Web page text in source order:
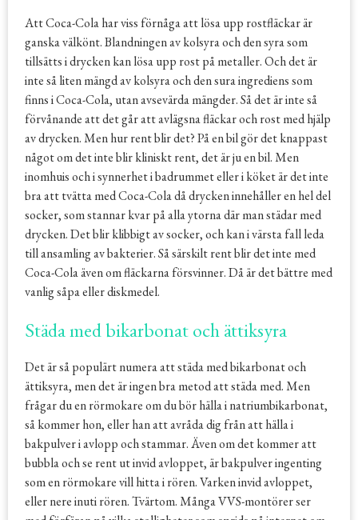
Att Coca-Cola har viss förnåga att lösa upp rostfläckar är
ganska välkönt. Blandningen av kolsyra och den syra som
tillsätts i drycken kan lösa upp rost på metaller. Och det är
inte så liten mängd av kolsyra och den sura ingrediens som
finns i Coca-Cola, utan avsevärda mängder. Så det är inte så
förvånande att det går att avlägsna fläckar och rost med hjälp
av drycken. Men hur rent blir det? På en bil gör det knappast
något om det inte blir kliniskt rent, det är ju en bil. Men
inomhuis och i synnerhet i badrummet eller i köket är det inte
bra att tvätta med Coca-Cola då drycken innehåller en hel del
socker, som stannar kvar på alla ytorna där man städar med
drycken. Det blir klibbigt av socker, och kan i värsta fall leda
till ansamling av bakterier. Så särskilt rent blir det inte med
Coca-Cola även om fläckarna försvinner. Då är det bättre med
vanlig såpa eller diskmedel.
Städa med bikarbonat och ättiksyra
Det är så populärt numera att städa med bikarbonat och
ättiksyra, men det är ingen bra metod att städa med. Men
frågar du en rörmokare om du bör hälla i natriumbikarbonat,
så kommer hon, eller han att avråda dig från att hälla i
bakpulver i avlopp och stammar. Även om det kommer att
bubbla och se rent ut invid avloppet, är bakpulver ingenting
som en rörmokare vill hitta i rören. Varken invid avloppet,
eller nere inuti rören. Tvärtom. Många VVS-montörer ser